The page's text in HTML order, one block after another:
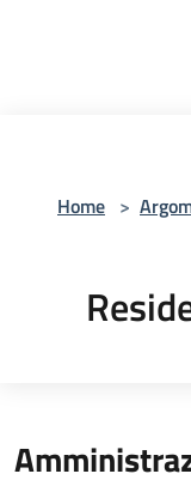
Home >